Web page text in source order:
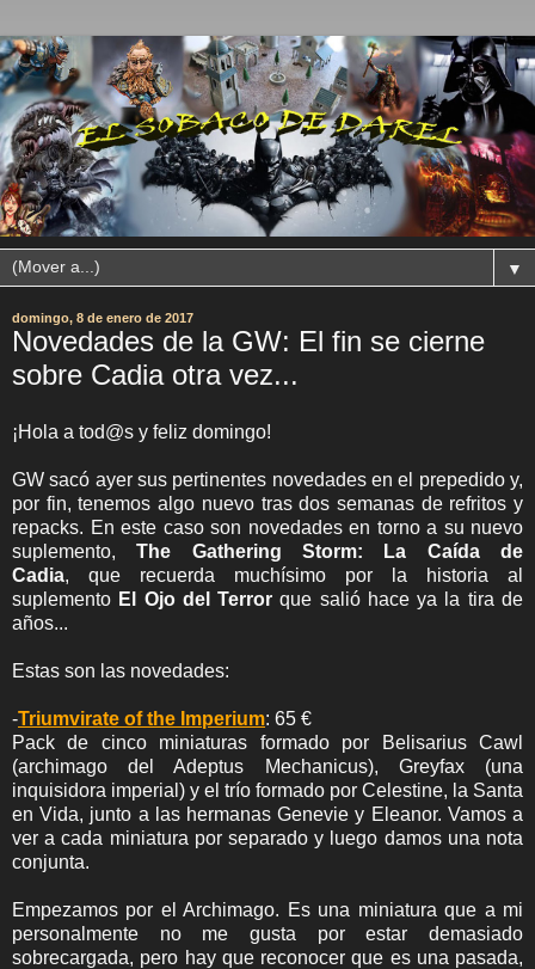
▼
domingo, 8 de enero de 2017
Novedades de la GW: El fin se cierne
sobre Cadia otra vez...
¡Hola a tod@s y feliz domingo!
GW sacó ayer sus pertinentes novedades en el prepedido y,
por fin, tenemos algo nuevo tras dos semanas de refritos y
repacks. En este caso son novedades en torno a su nuevo
suplemento,The Gathering Storm: La Caída de
Cadia, que recuerda muchísimo por la historia al
suplemento El Ojo del Terror que salió hace ya la tira de
años...
Estas son las novedades:
-Triumvirate of the Imperium: 65 €
Pack de cinco miniaturas formado por
Belisarius Cawl
(archimago del Adeptus Mechanicus), Greyfax (una
inquisidora imperial) y el trío formado por Celestine, la Santa
en Vida, junto a las hermanasGenevie y Eleanor. Vamos a
ver a cada miniatura por separado y luego damos una nota
conjunta.
Empezamos por el Archimago. Es una miniatura que a mi
personalmente no me gusta por estar demasiado
sobrecargada, pero hay que reconocer que es una pasada,